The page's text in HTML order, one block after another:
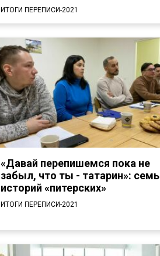
ИТОГИ ПЕРЕПИСИ-2021
«Давай перепишемся пока не
забыл, что ты - татарин»: семь
историй «питерских»
ИТОГИ ПЕРЕПИСИ-2021